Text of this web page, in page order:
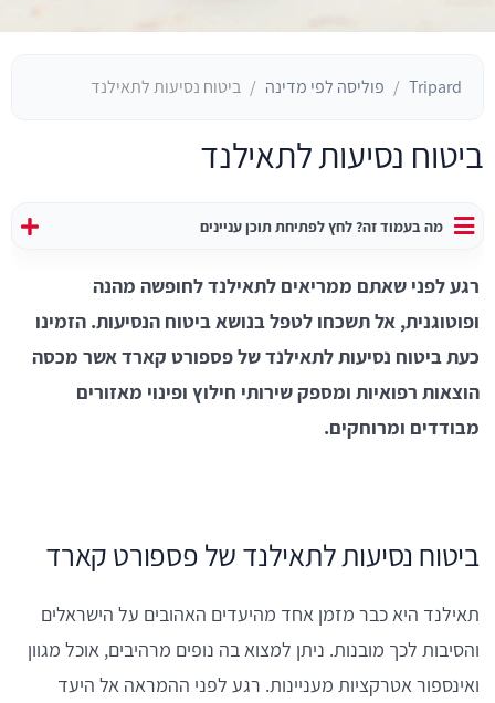
Tripard פוליסה לפי מדינה ביטוח נסיעות לתאילנד
ביטוח נסיעות לתאילנד
מה בעמוד זה? לחץ לפתיחת תוכן עניינים
רגע לפני שאתם ממריאים לתאילנד לחופשה מהנה
ופוטוגנית, אל תשכחו לטפל בנושא ביטוח הנסיעות. הזמינו
כעת ביטוח נסיעות לתאילנד של פספורט קארד אשר מכסה
הוצאות רפואיות ומספק שירותי חילוץ ופינוי מאזורים
מבודדים ומרוחקים.
ביטוח נסיעות לתאילנד של פספורט קארד
תאילנד היא כבר מזמן אחד מהיעדים האהובים על הישראלים
והסיבות לכך מובנות. ניתן למצוא בה נופים מרהיבים, אוכל מגוון
ואינספור אטרקציות מעניינות. רגע לפני ההמראה אל היעד